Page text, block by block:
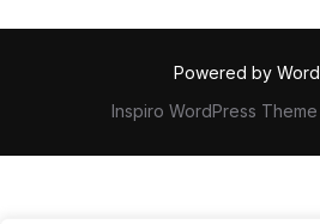
Powered by
Inspiro WordPress